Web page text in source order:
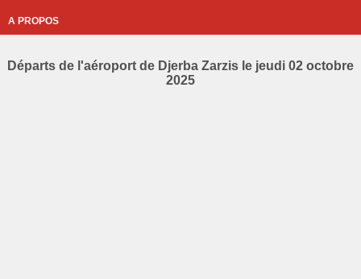
A PROPOS
Départs de l'aéroport de Djerba Zarzis le jeudi 02 octobre
2025